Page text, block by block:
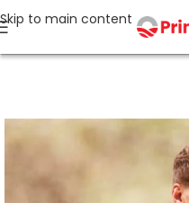
Skip to main content